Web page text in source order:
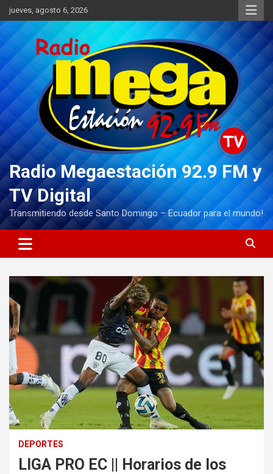
Saltar
al
contenido
jueves, agosto 6, 2026
Radio Megaestación 92.9 FM y
TV Digital
Transmitiendo desde Santo Domingo – Ecuador para el mundo!
DEPORTES
LIGA PRO EC || Horarios de los